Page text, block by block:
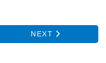
NEXT